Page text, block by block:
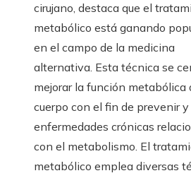
cirujano, destaca que el
metabólico está ganando
en el campo de la medicina
alternativa. Esta técnica se
mejorar la función metabólica
cuerpo con el fin de prevenir
enfermedades crónicas
con el metabolismo. El
metabólico emplea diversas